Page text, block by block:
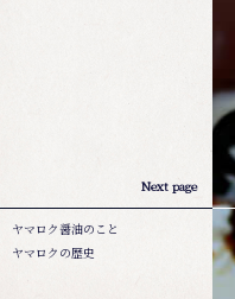
Next page
ヤマロク醤油のこと
ヤマロクの歴史